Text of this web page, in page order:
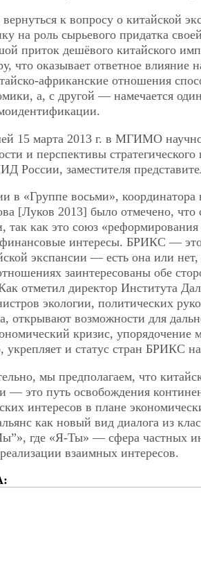
к вопросу о китайской
на роль сырьевого придатка
приток дешёвого китайского
что оказывает ответное
африканские отношения
а, с другой — намечается
15 марта 2013 г. в МГИМО
и перспективы
России, заместителя
в «Группе восьми»,
[Луков 2013] было отмечено, что
так как это союз
интересы. БРИКС — это
экспансии — есть она или
заинтересованы обе
отметил директор Института
экологии, политических
открывают возможности для
кризис,
укрепляет и статус стран БРИКС
мы предполагаем, что
— это путь освобождения
интересов в плане
как новый вид диалога из
где «Я-Ты» — сфера частных
взаимных интересов.